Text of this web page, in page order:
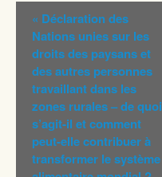
Navigation
Évènement
« Déclaration des
Nations unies sur les
droits des paysans et
des autres personnes
travaillant dans les
zones rurales – de quoi
s’agit-il et comment
peut-elle contribuer à
transformer le système